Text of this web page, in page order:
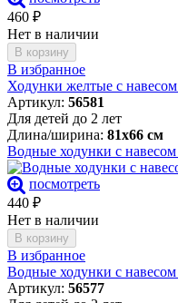
460 ₽
Нет в наличии
В корзину
В избранное
Ходунки желтые с
Артикул: 56581
Для детей до 2 лет
Длина/ширина: 81х66 см
Водные ходунки с
посмотреть
440 ₽
Нет в наличии
В корзину
В избранное
Водные ходунки с
Артикул: 56577